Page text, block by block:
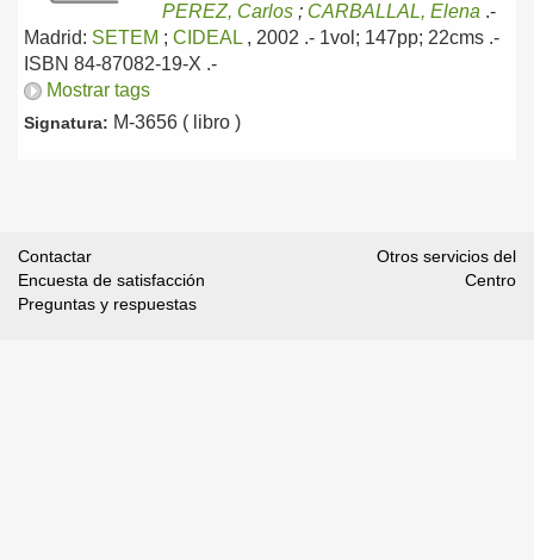
PEREZ, Carlos ; CARBALLAL, Elena .-
Madrid: SETEM ; CIDEAL , 2002 .- 1vol; 147pp; 22cms .-
ISBN 84-87082-19-X .-
Mostrar tags
Signatura: M-3656 ( libro )
Contactar
Encuesta de satisfacción
Preguntas y respuestas
Otros servicios del
Centro